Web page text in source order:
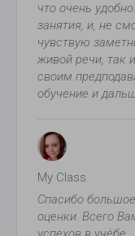
что очень
занятия, и, не
чувствую
живой речи, так
своим
обучение и
My Class
Спасибо
оценки. Всего